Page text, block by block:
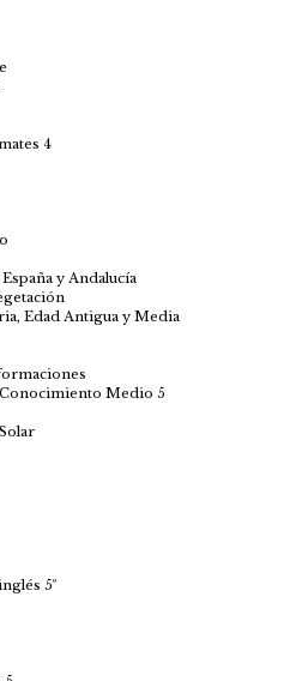
4
y Andalucía
Edad Antigua y Media
Medio 5
5º